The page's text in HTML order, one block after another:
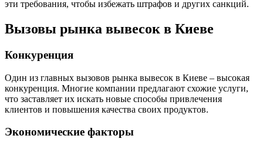
эти требования, чтобы избежать штрафов и других санкций.
Вызовы рынка вывесок в Киеве
Конкуренция
Один из главных вызовов рынка вывесок в Киеве – высокая
конкуренция. Многие компании предлагают схожие услуги,
что заставляет их искать новые способы привлечения
клиентов и повышения качества своих продуктов.
Экономические факторы